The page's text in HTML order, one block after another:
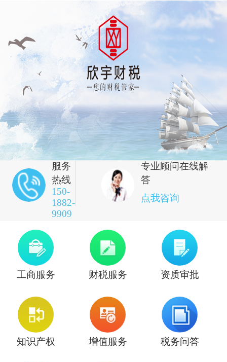
服务
热线
150-
1882-
9909
专业顾问在线解
答
点我咨询
工商服务 财税服务 资质审批
知识产权 增值服务 税务问答